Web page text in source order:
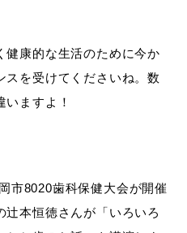
健康的な生活のために今か
スを受けてくださいね。数
ますよ！
市8020歯科保健大会が開催
辻本恒徳さんが「いろいろ